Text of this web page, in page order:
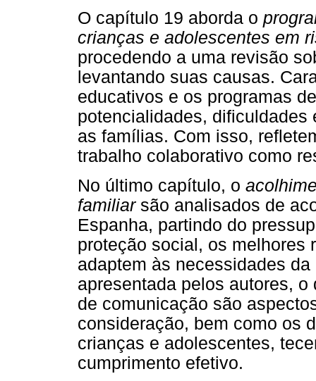
O capítulo 19 aborda o
crianças e adolescentes em
procedendo a uma revisão
levantando suas causas.
educativos e os programas
potencialidades,
as famílias. Com isso,
trabalho colaborativo como
No último capítulo, o
familiar são analisados de
Espanha, partindo do
proteção social, os melhores
adaptem às necessidades
apresentada pelos autores,
de comunicação são
consideração, bem como os
crianças e adolescentes,
cumprimento efetivo.